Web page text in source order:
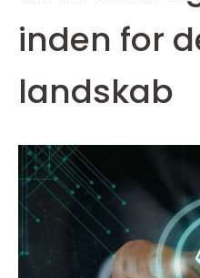
inden for
landskab